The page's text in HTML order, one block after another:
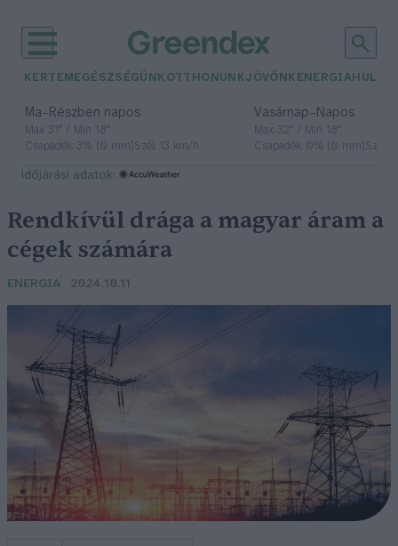
KERTEM EGÉSZSÉGÜNK OTTHONUNKJÖVŐNK ENERGIA
Ma– Részben napos
Max 31° / Min 18°
Csapadék: 3% (0 mm)Szél: 13 km/h
Vasárnap– Napos
Max 32° / Min 18°
Csapadék: 0% (0 mm)Szél:
időjárási adatok:
Rendkívül drága a magyar áram a
cégek számára
ENERGIA 2024.10.11